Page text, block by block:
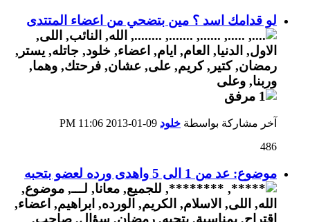
لو قدامك اسد ؟ مين بتضحي من اعضاء المتتدى
آخر مشاركة بواسطة خلود
11:06 PM
486
موضوع: عد من 1 الى 5 واهدى ورده لعضو بتحبه